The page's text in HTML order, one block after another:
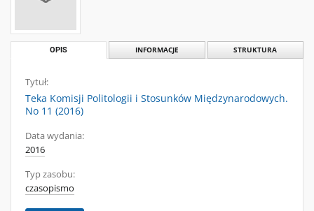
OPIS INFORMACJE STRUKTURA
Tytuł:
Teka Komisji Politologii i Stosunków Międzynarodowych.
No 11 (2016)
Data wydania:
2016
Typ zasobu:
czasopismo